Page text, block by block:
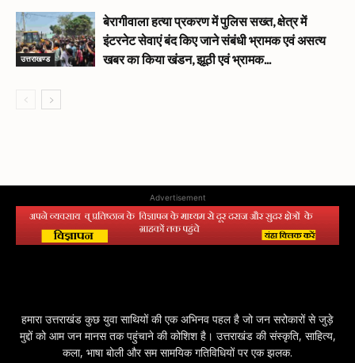
उत्तराखण्ड
बेरागीवाला हत्या प्रकरण में पुलिस सख्त, क्षेत्र में
इंटरनेट सेवाएं बंद किए जाने संबंधी भ्रामक एवं असत्य
खबर का किया खंडन, झूठी एवं भ्रामक...
Advertisement
हमारा उत्तराखंड कुछ युवा साथियों की एक अभिनव पहल है जो जन सरोकारों से जुड़े
मुद्दों को आम जन मानस तक पहुंचाने की कोशिश है। उत्तराखंड की संस्कृति, साहित्य,
कला, भाषा बोली और सम सामयिक गतिविधियों पर एक झलक.